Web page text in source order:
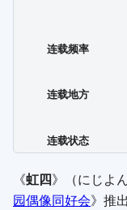
连载频率
连载地方
连载状态
《虹四》（にじよ
园偶像同好会》推